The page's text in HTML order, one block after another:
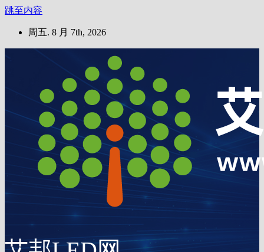
跳至内容
周五. 8 月 7th, 2026